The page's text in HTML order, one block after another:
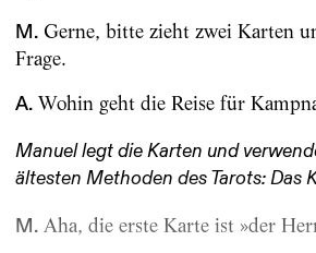
M.Gerne, bitte zieht zwei Karten
Frage.
A.Wohin geht die Reise für
Manuel legt die Karten und
ältesten Methoden des Tarots: Das
M.Aha, die erste Karte ist »der